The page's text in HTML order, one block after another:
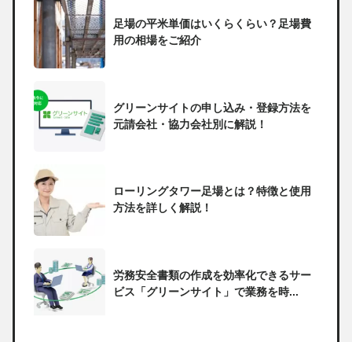
足場の平米単価はいくらくらい？足場費
用の相場をご紹介
グリーンサイトの申し込み・登録方法を
元請会社・協力会社別に解説！
ローリングタワー足場とは？特徴と使用
方法を詳しく解説！
労務安全書類の作成を効率化できるサー
ビス「グリーンサイト」で業務を時...